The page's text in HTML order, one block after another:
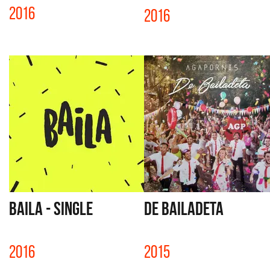
2016 2016
BAILA - SINGLE
2016
DE BAILADETA
2015